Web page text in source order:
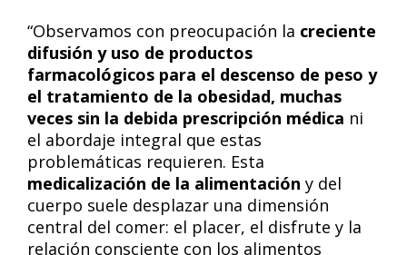
“Observamos con preocupación la creciente
difusión y uso de productos
farmacológicos para el descenso de peso y
el tratamiento de la obesidad, muchas
veces sin la debida prescripción médica ni
el abordaje integral que estas
problemáticas requieren. Esta
medicalización de la alimentación y del
cuerpo suele desplazar una dimensión
central del comer: el placer, el disfrute y la
relación consciente con los alimentos